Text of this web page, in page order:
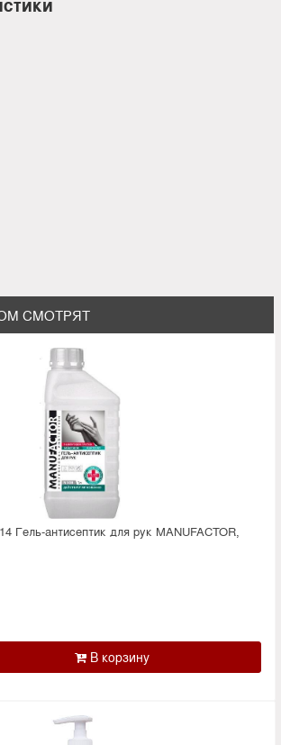
СМОТРЯТ
Гель-антисептик для рук MANUFACTOR,